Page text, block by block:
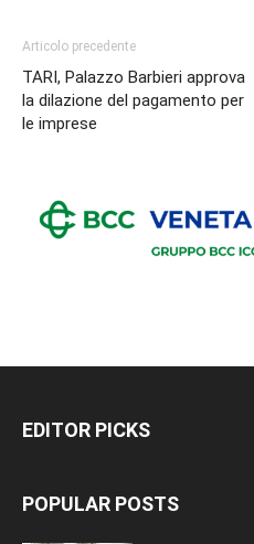
Articolo precedente
TARI, Palazzo Barbieri approva
la dilazione del pagamento per
le imprese
EDITOR PICKS
POPULAR POSTS